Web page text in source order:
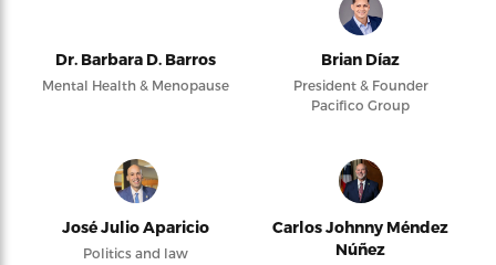
Dr. Barbara D. Barros
Mental Health & Menopause
Brian Díaz
President & Founder
Pacifico Group
José Julio Aparicio
Politics and law
Carlos Johnny Méndez
Núñez